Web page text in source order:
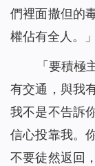
們裡面撒但的
權佔有全人。」
「要積
有交通，與我
我不是不告訴
信心投靠我。
不要徒然返回